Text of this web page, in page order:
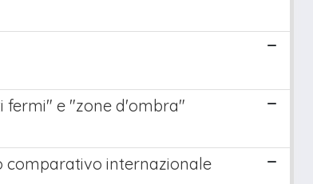
fermi" e "zone d'ombra"
comparativo internazionale